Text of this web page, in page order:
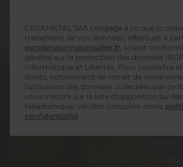
CREAMETAL SAS s'engage à ce que la
traitement de vos données, effectués à
escalierssurmesureallier.fr , soient
général sur la protection des données
Informatique et Libertés. Pour connaître
droits, notamment de retrait de votre
l'utilisation des données collectées par ce
vous inscrire sur la liste d'opposition au
téléphonique, veuillez consulter notre
confidentialité